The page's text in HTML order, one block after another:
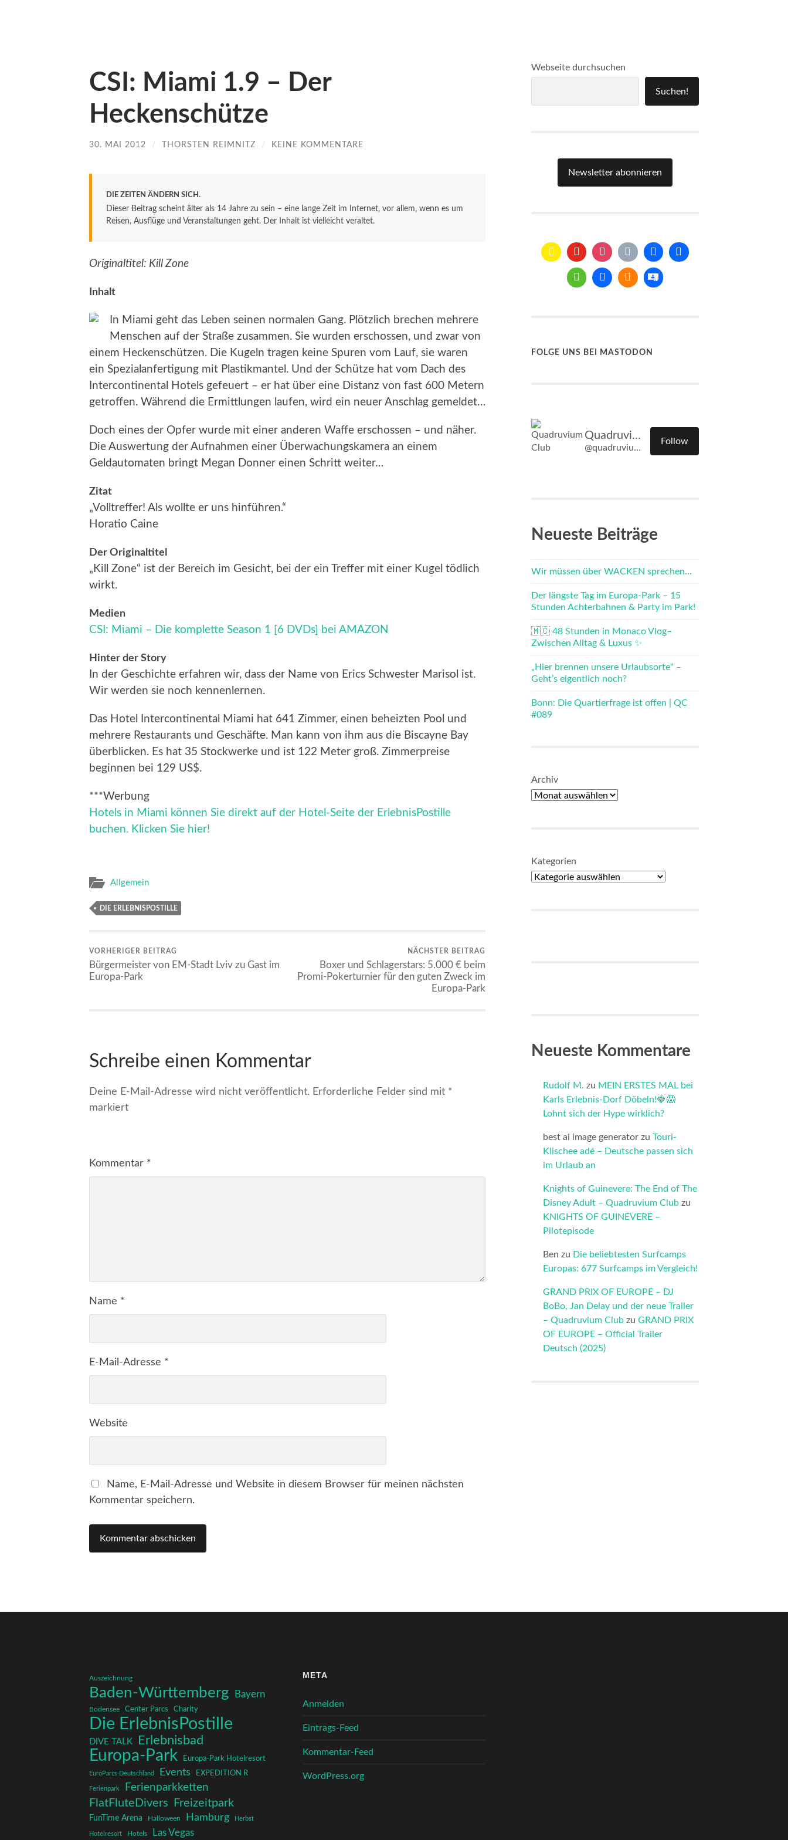
CSI: Miami 1.9 – Der
Heckenschütze
30. MAI 2012 / THORSTEN REIMNITZ / KEINE KOMMENTARE
DIE ZEITEN ÄNDERN SICH.
Dieser Beitrag scheint älter als 14 Jahre zu sein – eine lange Zeit im Internet, vor allem, wenn es um
Reisen, Ausflüge und Veranstaltungen geht. Der Inhalt ist vielleicht veraltet.
Originaltitel: Kill Zone
Inhalt
In Miami geht das Leben seinen normalen Gang. Plötzlich brechen mehrere
Menschen auf der Straße zusammen. Sie wurden erschossen, und zwar von
einem Heckenschützen. Die Kugeln tragen keine Spuren vom Lauf, sie waren
ein Spezialanfertigung mit Plastikmantel. Und der Schütze hat vom Dach des
Intercontinental Hotels gefeuert – er hat über eine Distanz von fast 600 Metern
getroffen. Während die Ermittlungen laufen, wird ein neuer Anschlag gemeldet…
Doch eines der Opfer wurde mit einer anderen Waffe erschossen – und näher.
Die Auswertung der Aufnahmen einer Überwachungskamera an einem
Geldautomaten bringt Megan Donner einen Schritt weiter…
Zitat
„Volltreffer! Als wollte er uns hinführen.“
Horatio Caine
Der Originaltitel
„Kill Zone“ ist der Bereich im Gesicht, bei der ein Treffer mit einer Kugel tödlich
wirkt.
Medien
CSI: Miami – Die komplette Season 1 [6 DVDs] bei AMAZON
Hinter der Story
In der Geschichte erfahren wir, dass der Name von Erics Schwester Marisol ist.
Wir werden sie noch kennenlernen.
Das Hotel Intercontinental Miami hat 641 Zimmer, einen beheizten Pool und
mehrere Restaurants und Geschäfte. Man kann von ihm aus die Biscayne Bay
überblicken. Es hat 35 Stockwerke und ist 122 Meter groß. Zimmerpreise
beginnen bei 129 US$.
***Werbung
Hotels in Miami können Sie direkt auf der Hotel-Seite der ErlebnisPostille
buchen. Klicken Sie hier!
Allgemein
DIE ERLEBNISPOSTILLE
VORHERIGER BEITRAG
Bürgermeister von EM-Stadt Lviv zu Gast im
Europa-Park
NÄCHSTER BEITRAG
Boxer und Schlagerstars: 5.000 € beim
Promi-Pokerturnier für den guten Zweck im
Europa-Park
Schreibe einen Kommentar
Deine E-Mail-Adresse wird nicht veröffentlicht. Erforderliche Felder sind mit *
markiert
Kommentar *
Name *
E-Mail-Adresse *
Website
Name, E-Mail-Adresse und Website in diesem Browser für meinen nächsten
Kommentar speichern.
Webseite durchsuchen
Suchen!
Newsletter abonnieren
FOLGE UNS BEI MASTODON
Quadruvium Club
@quadruvium.club@quadruvium.club
Follow
Neueste Beiträge
Wir müssen über WACKEN sprechen…
Der längste Tag im Europa-Park – 15
Stunden Achterbahnen & Party im Park!
🇲🇨 48 Stunden in Monaco Vlog–
Zwischen Alltag & Luxus ✨
„Hier brennen unsere Urlaubsorte“ –
Geht’s eigentlich noch?
Bonn: Die Quartierfrage ist offen | QC
#089
Archiv
Kategorien
Neueste Kommentare
Rudolf M. zu MEIN ERSTES MAL bei
Karls Erlebnis-Dorf Döbeln!🍓😱
Lohnt sich der Hype wirklich?
best ai image generator zu Touri-
Klischee adé – Deutsche passen sich
im Urlaub an
Knights of Guinevere: The End of The
Disney Adult – Quadruvium Club zu
KNIGHTS OF GUINEVERE –
Pilotepisode
Ben zu Die beliebtesten Surfcamps
Europas: 677 Surfcamps im Vergleich!
GRAND PRIX OF EUROPE – DJ
BoBo, Jan Delay und der neue Trailer
– Quadruvium Club zu GRAND PRIX
OF EUROPE – Official Trailer
Deutsch (2025)
Auszeichnung
Baden-Württemberg Bayern
Bodensee Center Parcs Charity
Die ErlebnisPostille
DIVE TALK Erlebnisbad
Europa-Park Europa-Park Hotelresort
EuroParcs Deutschland Events EXPEDITION R
Ferienpark Ferienparkketten
FlatFluteDivers Freizeitpark
FunTime Arena Halloween Hamburg Herbst
Hotelresort Hotels Las Vegas
META
Anmelden
Eintrags-Feed
Kommentar-Feed
WordPress.org